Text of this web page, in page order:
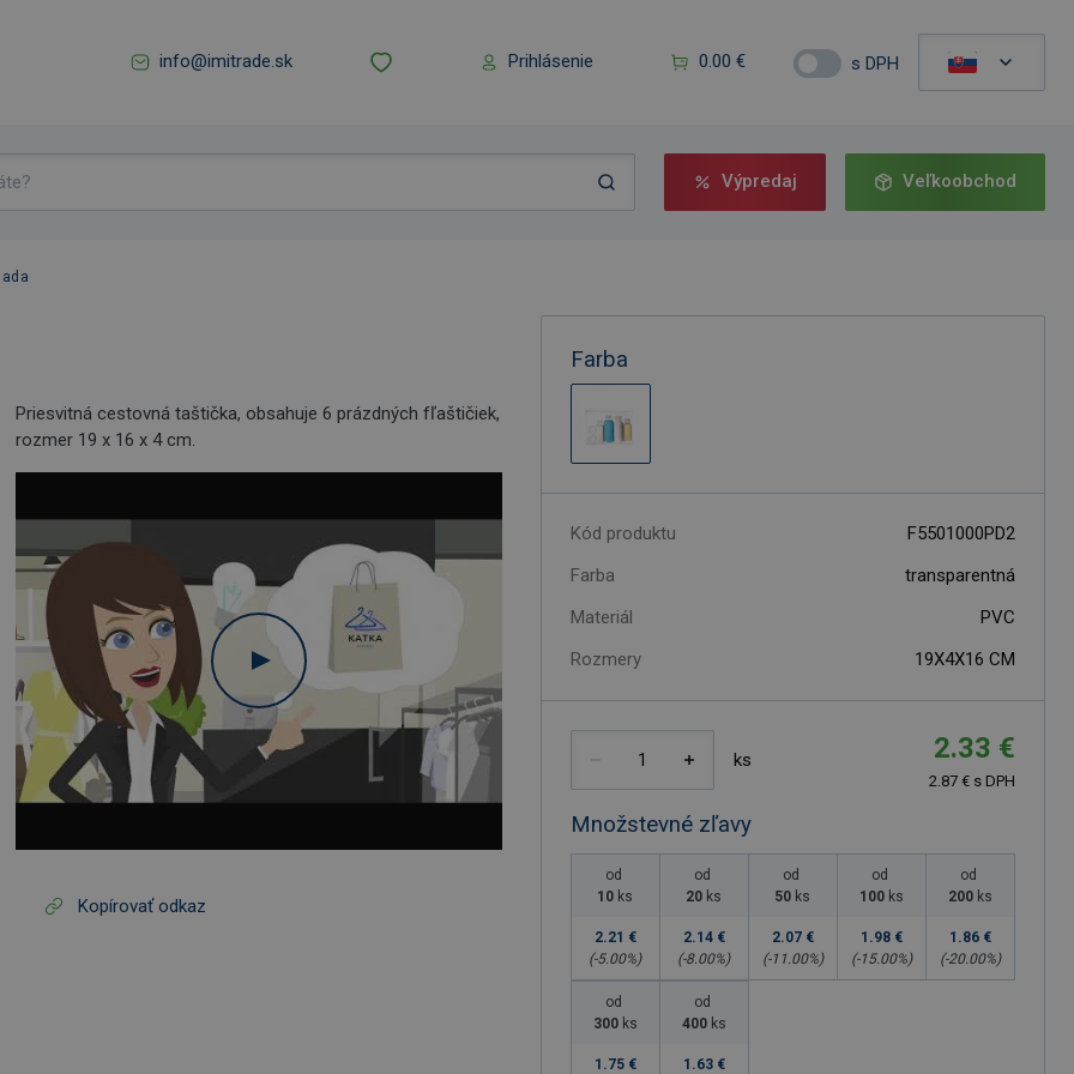
info@imitrade.sk Prihlásenie 0.00 € s DPH
Výpredaj Veľkoobchod
Priesvitná cestovná taštička, obsahuje 6 prázdných fľaštičiek,
rozmer 19 x 16 x 4 cm.
Kopírovať odkaz
Farba
Kód produktu
F5501000PD2
Farba
transparentná
Materiál
PVC
Rozmery
19X4X16 CM
ks 2.33 €
2.87 € s DPH
Množstevné zľavy
od
10 ks
2.21 €
(-5.00%)
od
20 ks
2.14 €
(-8.00%)
od
50 ks
2.07 €
(-11.00%)
od
100 ks
1.98 €
(-15.00%)
od
200 ks
1.86 €
(-20.00%)
od
300 ks
1.75 €
od
400 ks
1.63 €